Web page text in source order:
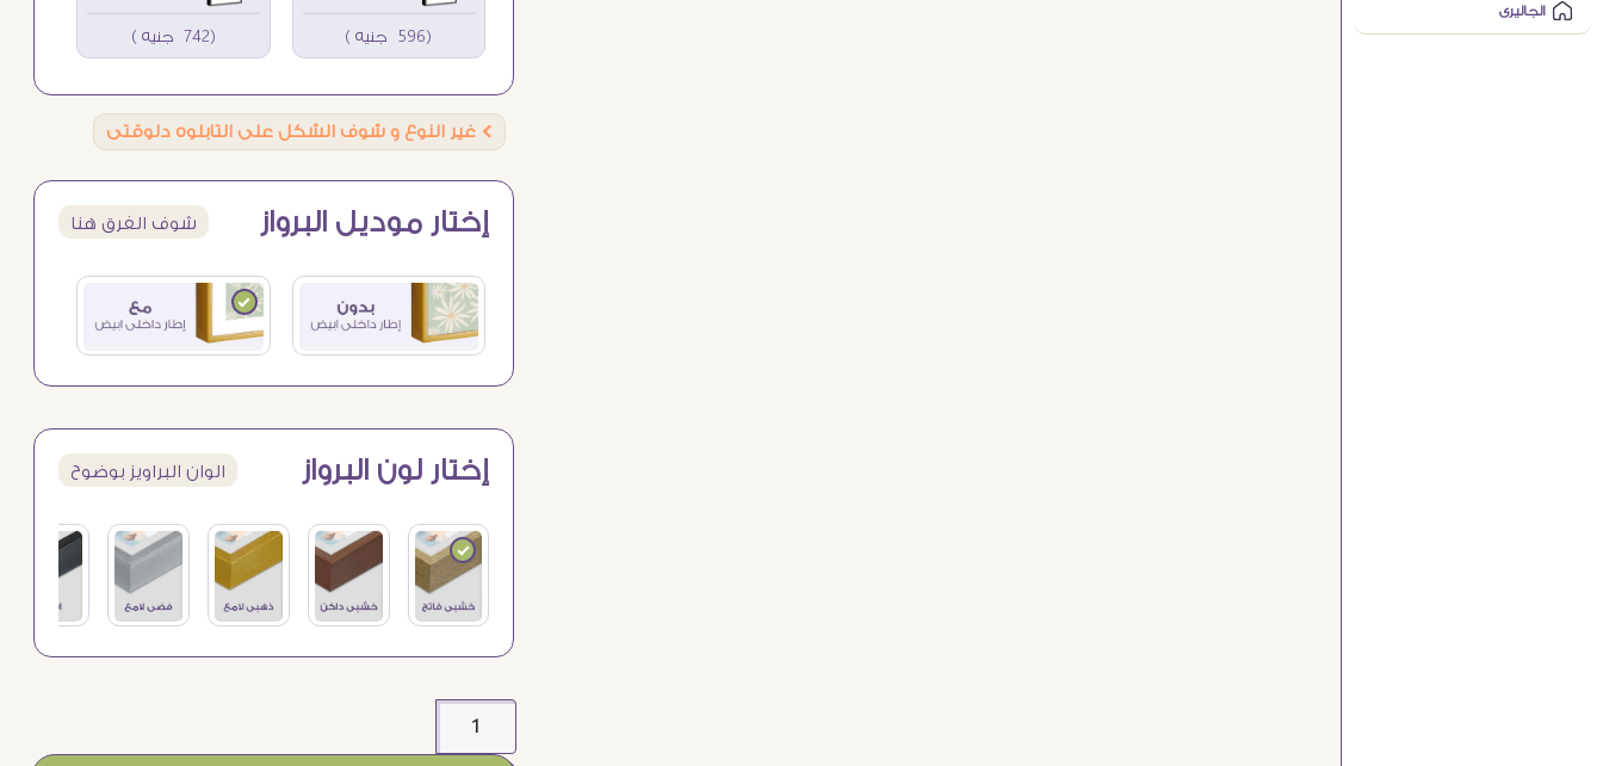
الجاليرى
(596 جنيه ) (742 جنيه )
Ö غير النوع و شوف الشكل على التابلوه دلوقتى
إختار موديل البرواز شوف الفرق هنا
إختار لون البرواز الوان البراويز بوضوح